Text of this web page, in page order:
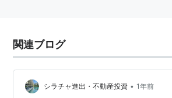
関連ブログ
シラチャ進出・不動産投資 • 1年前